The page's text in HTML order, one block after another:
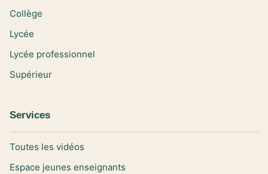
Collège
Lycée
Lycée professionnel
Supérieur
Services
Toutes les vidéos
Espace jeunes enseignants